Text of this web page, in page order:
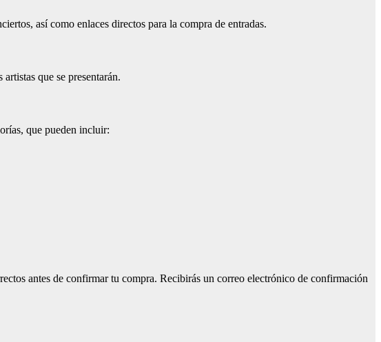
así como enlaces directos para la compra de entradas.
que se presentarán.
que pueden incluir:
antes de confirmar tu compra. Recibirás un correo electrónico de confirmación